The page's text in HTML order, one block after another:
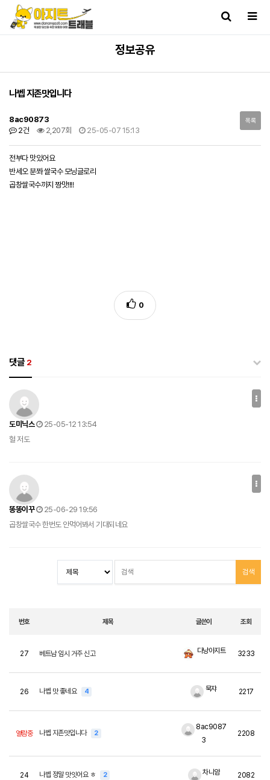
정보공유
나벱 지존맛입니다
8ac90873
2건
2,207회 25-05-07 15:13
목록
전부다 맛있어요
반세오 분쫘 쌀국수 모닝글로리
곱창쌀국수까지 짱맛!!!!
0
댓글 2
도미닉스
25-05-12 13:54
헐 저도
똥똥이꾸
25-06-29 19:56
곱창쌀국수 한번도 안먹어봐서 기대되네요
번호 제목 글쓴이 조회
27 베트남 임시 거주 신고 다낭아지트 3233
26 나벱 맛 좋네요 4 묵쟈 2217
열람중 나벱 지존맛입니다 2
8ac9087
3
2208
24 나벱 정말 맛잇어요 ㅎ 2 차니얌 2082